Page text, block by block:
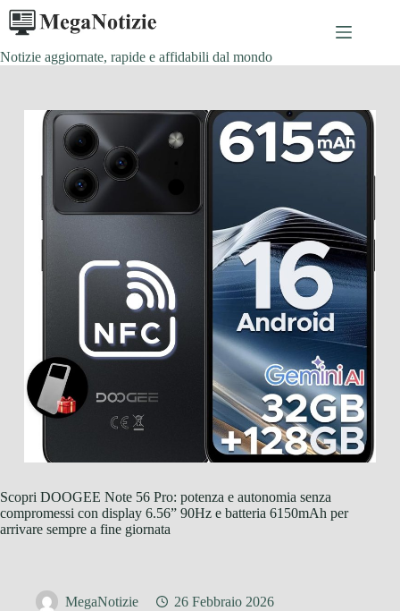
Salta
contenuto
Notizie aggiornate, rapide e affidabili dal mondo
Scopri DOOGEE Note 56 Pro: potenza e autonomia senza
compromessi con display 6.56” 90Hz e batteria 6150mAh per
arrivare sempre a fine giornata
MegaNotizie 26 Febbraio 2026